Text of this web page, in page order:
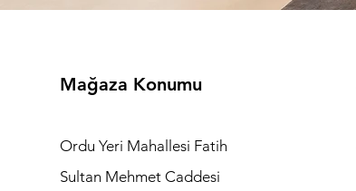
Mağaza Konumu
Ordu Yeri Mahallesi Fatih
Sultan Mehmet Caddesi